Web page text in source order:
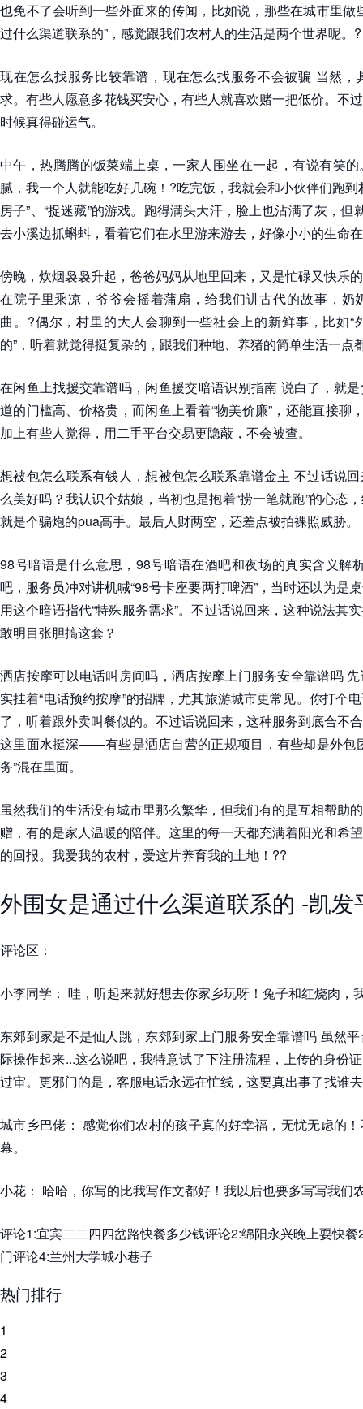
也免不了会听到一些外面来的传闻，比如说，那些在城市里做
过什么渠道联系的”，感觉跟我们农村人的生活是两个世界呢。?
现在怎么找服务比较靠谱，现在怎么找服务不会被骗 当然，
求。有些人愿意多花钱买安心，有些人就喜欢赌一把低价。不
时候真得碰运气。
中午，热腾腾的饭菜端上桌，一家人围坐在一起，有说有笑
腻，我一个人就能吃好几碗！?吃完饭，我就会和小伙伴们跑
房子”、“捉迷藏”的游戏。跑得满头大汗，脸上也沾满了灰，
去小溪边抓蝌蚪，看着它们在水里游来游去，好像小小的生命
傍晚，炊烟袅袅升起，爸爸妈妈从地里回来，又是忙碌又快乐
在院子里乘凉，爷爷会摇着蒲扇，给我们讲古代的故事，奶
曲。?偶尔，村里的大人会聊到一些社会上的新鲜事，比如“
的”，听着就觉得挺复杂的，跟我们种地、养猪的简单生活一点
在闲鱼上找援交靠谱吗，闲鱼援交暗语识别指南 说白了，就
道的门槛高、价格贵，而闲鱼上看着“物美价廉”，还能直接聊
加上有些人觉得，用二手平台交易更隐蔽，不会被查。
想被包怎么联系有钱人，想被包怎么联系靠谱金主 不过话说
么美好吗？我认识个姑娘，当初也是抱着“捞一笔就跑”的心态
就是个骗炮的pua高手。最后人财两空，还差点被拍裸照威胁。
98号暗语是什么意思，98号暗语在酒吧和夜场的真实含义解
吧，服务员冲对讲机喊“98号卡座要两打啤酒”，当时还以为是
用这个暗语指代“特殊服务需求”。不过话说回来，这种说法其
敢明目张胆搞这套？
洒店按摩可以电话叫房间吗，洒店按摩上门服务安全靠谱吗
实挂着“电话预约按摩”的招牌，尤其旅游城市更常见。你打个
了，听着跟外卖叫餐似的。不过话说回来，这种服务到底合不
这里面水挺深——有些是洒店自营的正规项目，有些却是外包
务”混在里面。
虽然我们的生活没有城市里那么繁华，但我们有的是互相帮助
赠，有的是家人温暖的陪伴。这里的每一天都充满着阳光和希
的回报。我爱我的农村，爱这片养育我的土地！??
外围女是通过什么渠道联系的 -凯发
评论区：
小李同学： 哇，听起来就好想去你家乡玩呀！兔子和红烧肉，
东郊到家是不是仙人跳，东郊到家上门服务安全靠谱吗 虽然
际操作起来...这么说吧，我特意试了下注册流程，上传的身份
过审。更邪门的是，客服电话永远在忙线，这要真出事了找谁
城市乡巴佬： 感觉你们农村的孩子真的好幸福，无忧无虑的
幕。
小花： 哈哈，你写的比我写作文都好！我以后也要多写写我们
评论1:宜宾二二四四岔路快餐多少钱评论2:绵阳永兴晚上耍快
门评论4:兰州大学城小巷子
热门排行
1
2
3
4